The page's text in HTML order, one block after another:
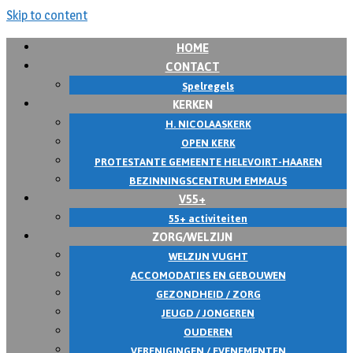
Skip to content
HOME
CONTACT
Spelregels
KERKEN
H. NICOLAASKERK
OPEN KERK
PROTESTANTE GEMEENTE HELEVOIRT-HAAREN
BEZINNINGSCENTRUM EMMAUS
V55+
55+ activiteiten
ZORG/WELZIJN
WELZIJN VUGHT
ACCOMODATIES EN GEBOUWEN
GEZONDHEID / ZORG
JEUGD / JONGEREN
OUDEREN